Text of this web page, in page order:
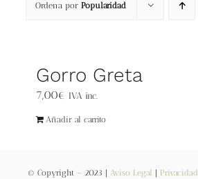
Ordena por Popularidad
Gorro Greta
7,00€ IVA inc.
Añadir al carrito
© Copyright – 2023 | Aviso Legal Privacidad